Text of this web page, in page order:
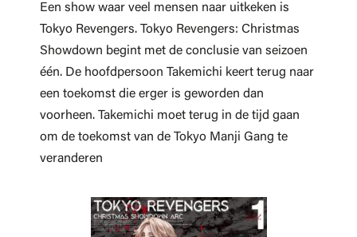
Een show waar veel mensen naar uitkeken is
Tokyo Revengers. Tokyo Revengers: Christmas
Showdown begint met de conclusie van seizoen
één. De hoofdpersoon Takemichi keert terug naar
een toekomst die erger is geworden dan
voorheen. Takemichi moet terug in de tijd gaan
om de toekomst van de Tokyo Manji Gang te
veranderen